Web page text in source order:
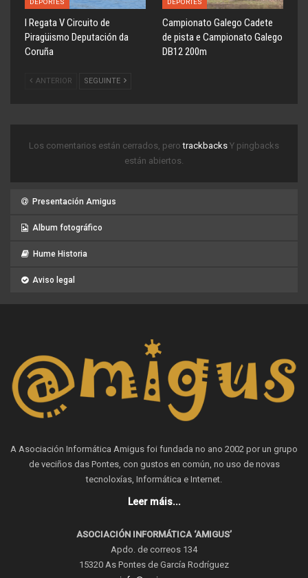
DEPORTES
l Regata V Circuito de
Piragüismo Deputación da
Coruña
DEPORTES
Campionato Galego Cadete
de pista e Campionato Galego
DB12 200m
ANTERIOR SEGUINTE
Los comentarios están cerrados, perotrackbacks Y pingbacks
están abiertos.
Presentación Amigus
Album fotográfico
Hume Historia
Aviso legal
A Asociación Informática Amigus foi fundada no ano 2002 por un grupo
de veciños das Pontes, con gustos en común, no uso de novas
tecnoloxías, Informática e Internet.
Leer máis...
ASOCIACIÓN INFORMÁTICA ‘AMIGUS’
Apdo. de correos 134
15320 As Pontes de García Rodríguez